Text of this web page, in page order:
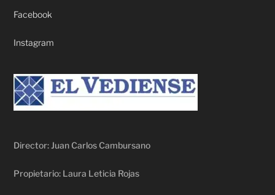
Facebook
Instagram
Director: Juan Carlos Cambursano
Propietario: Laura Leticia Rojas